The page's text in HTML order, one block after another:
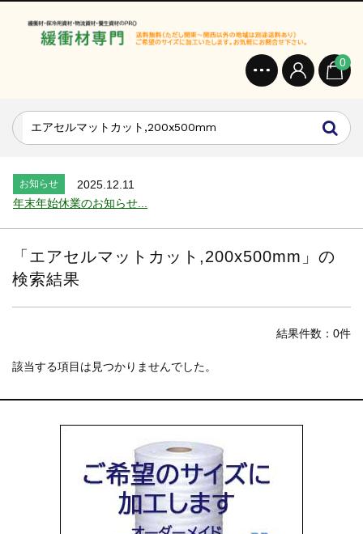
0
オンラインショップを開設いたしました。...
お知らせ
2026.7.24
お知らせ
2025.12.11
年末年始休業のお知らせ...
お知らせ
2024.2.27
全国へ確実・迅速に納品...
2026年 夏季休業のお知らせ...
年末年始休業のお知らせ...
2024.2.27
全国へ確実・迅速に納品...
2024.2.27
オンラインショップを開設いたしました。...
「エアセルマットカット,200x500mm 」の
検索結果
結果件数：0件
該当する項目は見つかりませんでした。